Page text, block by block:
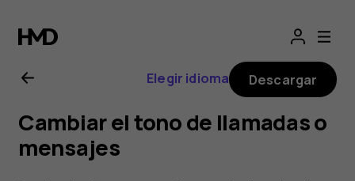
Guía
del
usuario
de
Elegir idioma Descargar
Cambiar el tono de llamadas o
mensajes